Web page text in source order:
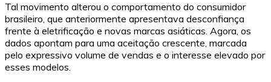
Tal movimento alterou o comportamento do consumidor
brasileiro, que anteriormente apresentava desconfiança
frente à eletrificação e novas marcas asiáticas. Agora, os
dados apontam para uma aceitação crescente, marcada
pelo expressivo volume de vendas e o interesse elevado por
esses modelos.